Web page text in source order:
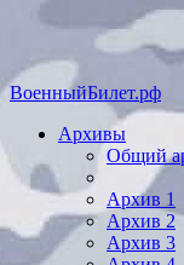
ВоенныйБилет.рф
Архивы
Общий
Архив 1
Архив 2
Архив 3